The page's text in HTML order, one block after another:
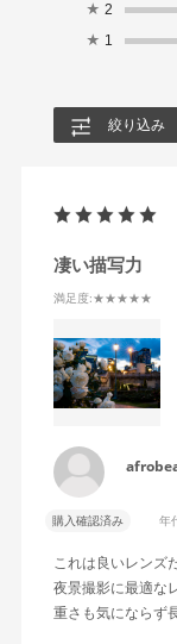
★ 2
★ 1
絞り込み
凄い描写力
満足度:★★★★★
購入確認済み 年
これは良いレンズ
夜景撮影に最適な
重さも気にならず